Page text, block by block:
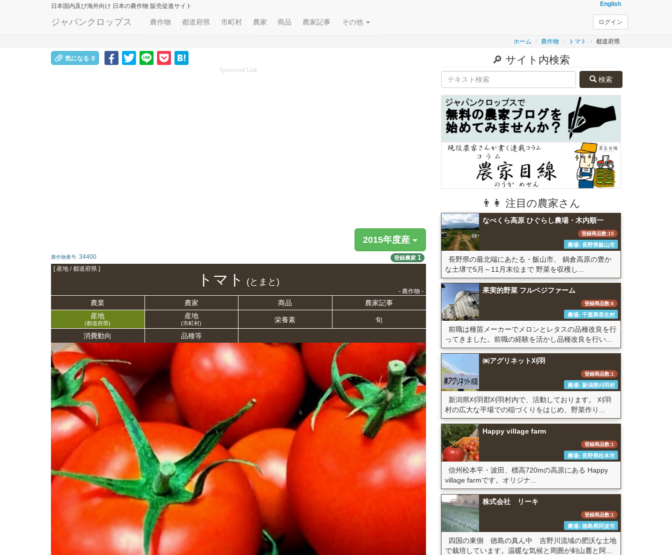
日本国内及び海外向け 日本の農作物 販売促進サイト English
ジャパンクロップス 農作物 都道府県 市町村 農家 商品 農家記事 その他 ログイン
ホーム 農作物 トマト 都道府県
気になる 0
Sponsored Link
2015年度産
農作物番号: 34400 登録農家 1
[ 産地 / 都道府県 ]
トマト (とまと)
- 農作物 -
農業 農家 商品
農家記事
産地
(都道府県)
産地
(市町村) 栄養素 旬
消費動向 品種等
🔎 サイト内検索
検索
👨👩 注目の農家さん
なべくら高原 ひぐらし農場・木内順一
登録商品数:15
農場: 長野県飯山市
長野県の最北端にあたる・飯山市、 鍋倉高原の豊か
な土壌で5月～11月末位まで 野菜を収穫し...
果実的野菜 フルベジファーム
登録商品数:6
農場: 千葉県長生村
前職は種苗メーカーでメロンとレタスの品種改良を行
ってきました。前職の経験を活かし品種改良を行い...
㈱アグリネット刈羽
登録商品数:1
農場: 新潟県刈羽村
新潟県刈羽郡刈羽村内で、活動しております。 刈羽
村の広大な平場での稲づくりをはじめ、野菜作り...
Happy village farm
登録商品数:1
農場: 長野県松本市
信州松本平・波田、標高720mの高原にある Happy
village farmです。オリジナ...
株式会社 リーキ
登録商品数:1
農場: 徳島県阿波市
四国の東側 徳島の真ん中 吉野川流域の肥沃な土地
で栽培しています。温暖な気候と周囲が剣山麓と阿...